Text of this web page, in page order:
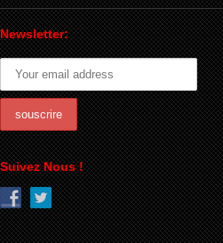
Newsletter:
Suivez Nous !